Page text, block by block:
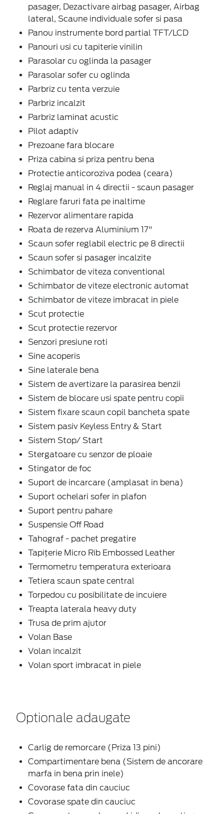
pasager, Dezactivare airbag pasager, Airbag
lateral, Scaune individuale sofer si pasa
Panou instrumente bord partial TFT/LCD
Panouri usi cu tapiterie vinilin
Parasolar cu oglinda la pasager
Parasolar sofer cu oglinda
Parbriz cu tenta verzuie
Parbriz incalzit
Parbriz laminat acustic
Pilot adaptiv
Prezoane fara blocare
Priza cabina si priza pentru bena
Protectie anticoroziva podea (ceara)
Reglaj manual in 4 directii - scaun pasager
Reglare faruri fata pe inaltime
Rezervor alimentare rapida
Roata de rezerva Aluminium 17"
Scaun sofer reglabil electric pe 8 directii
Scaun sofer si pasager incalzite
Schimbator de viteza conventional
Schimbator de viteze electronic automat
Schimbator de viteze imbracat in piele
Scut protectie
Scut protectie rezervor
Senzori presiune roti
Sine acoperis
Sine laterale bena
Sistem de avertizare la parasirea benzii
Sistem de blocare usi spate pentru copii
Sistem fixare scaun copil bancheta spate
Sistem pasiv Keyless Entry & Start
Sistem Stop/ Start
Stergatoare cu senzor de ploaie
Stingator de foc
Suport de incarcare (amplasat in bena)
Suport ochelari sofer in plafon
Suport pentru pahare
Suspensie Off Road
Tahograf - pachet pregatire
Tapițerie Micro Rib Embossed Leather
Termometru temperatura exterioara
Tetiera scaun spate central
Torpedou cu posibilitate de incuiere
Treapta laterala heavy duty
Trusa de prim ajutor
Volan Base
Volan incalzit
Volan sport imbracat in piele
Optionale adaugate
Carlig de remorcare (Priza 13 pini)
Compartimentare bena (Sistem de ancorare
marfa in bena prin inele)
Covorase fata din cauciuc
Covorase spate din cauciuc